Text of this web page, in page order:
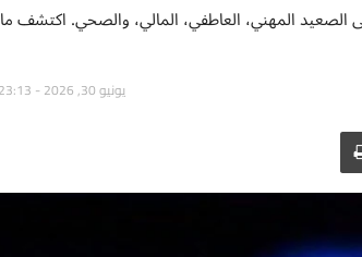
الفلكي الشامل لتوقعات برج الجدي خلال شهر يوليو 2026 على الصعيد المهني، العاطفي، المالي، والصحي. اكتشف ما
يونيو 30, 2026 - 23:13